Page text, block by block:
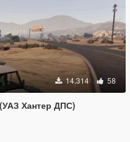
14,314 58
Хантер ДПС)